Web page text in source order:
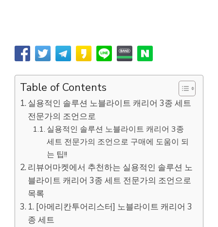
Table of Contents
실용적인 솔루션 노블라이트 캐리어 3종 세트
전문가의 조언으로
실용적인 솔루션 노블라이트 캐리어 3종
세트 전문가의 조언으로 구매에 도움이 되
는 팁!!
리뷰어마켓에서 추천하는 실용적인 솔루션 노
블라이트 캐리어 3종 세트 전문가의 조언으로
목록
1. [아메리칸투어리스터] 노블라이트 캐리어 3
종 세트